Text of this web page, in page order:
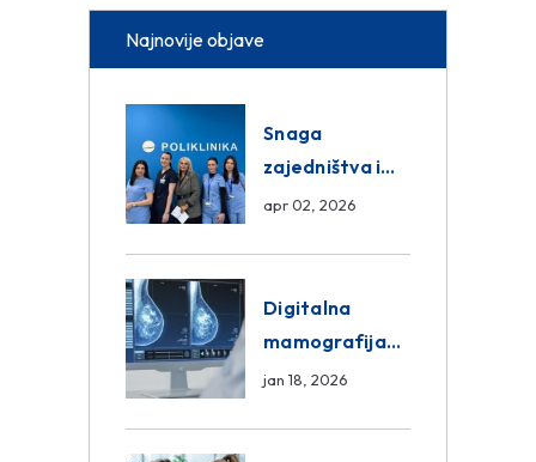
Najnovije objave
Snaga
zajedništva i
razmjena
Group
apr 02, 2026
Digitalna
mamografija
Sarajevo –
jan 18, 2026